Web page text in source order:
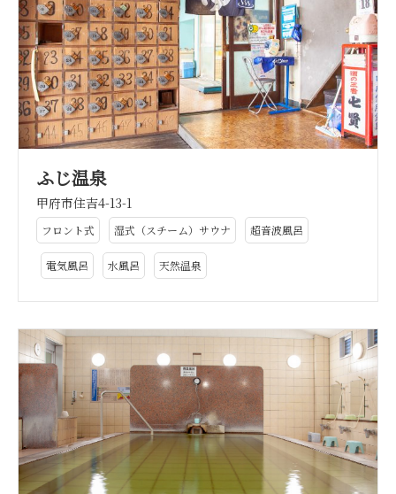
ふじ温泉
甲府市住吉4-13-1
フロント式 湿式（スチーム）サウナ 超音波風呂
電気風呂 水風呂 天然温泉